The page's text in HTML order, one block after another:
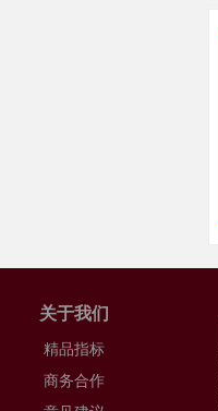
关于我们
精品指标
商务合作